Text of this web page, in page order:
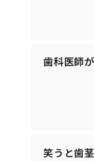
歯科医師
笑うと歯